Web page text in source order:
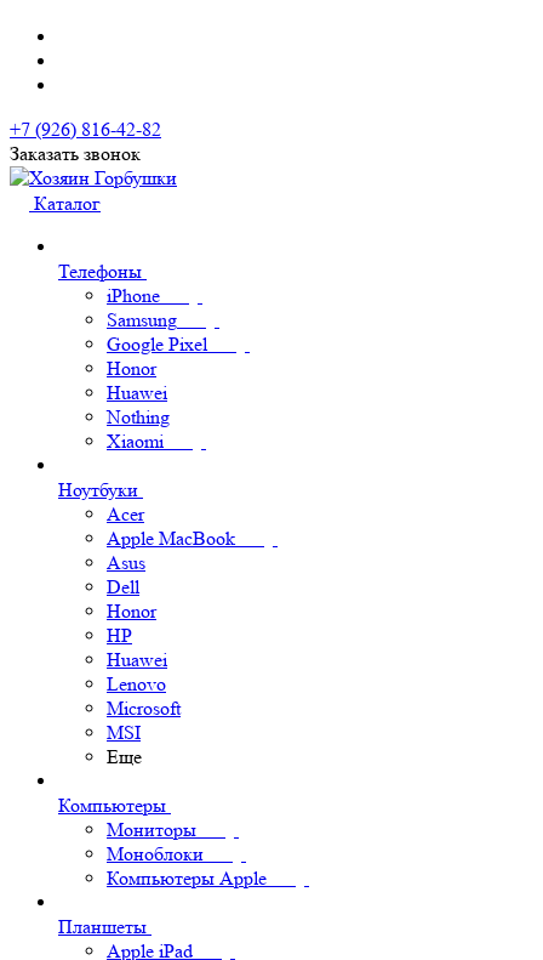
+7 (926) 816-42-82
Заказать звонок
Каталог
Телефоны
iPhone
Samsung
Google Pixel
Honor
Huawei
Nothing
Xiaomi
Ноутбуки
Acer
Apple MacBook
Asus
Dell
Honor
HP
Huawei
Lenovo
Microsoft
MSI
Еще
Компьютеры
Мониторы
Моноблоки
Компьютеры Apple
Планшеты
Apple iPad